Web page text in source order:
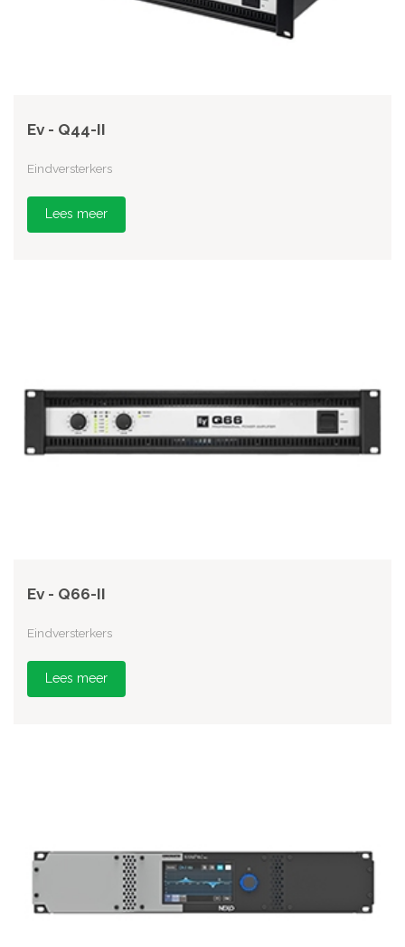
Ev - Q44-II
Eindversterkers
Lees meer
Ev - Q66-II
Eindversterkers
Lees meer